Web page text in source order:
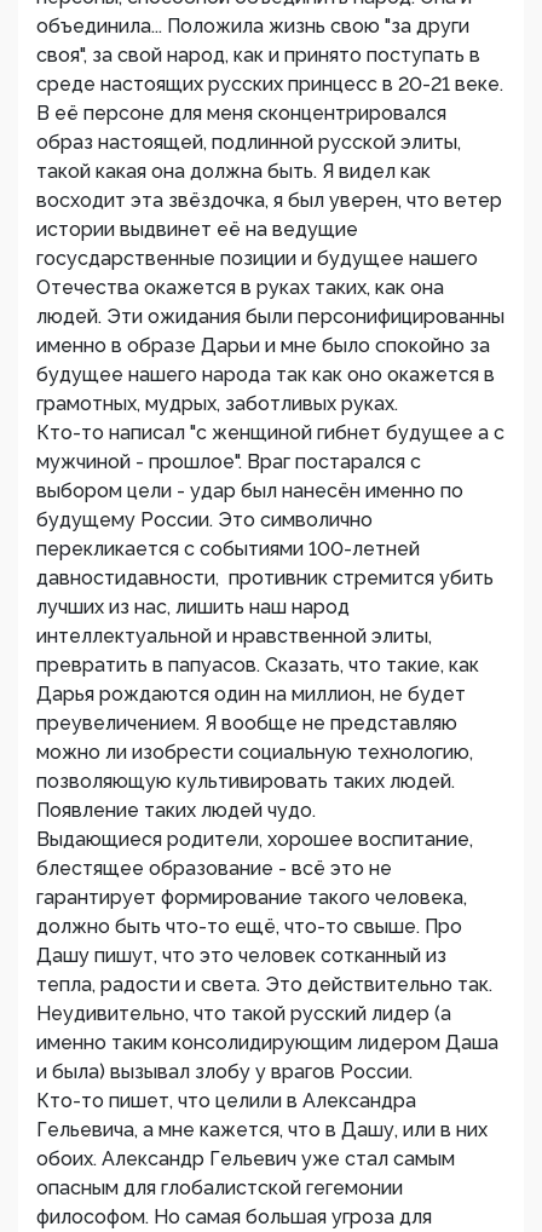
объединила... Положила жизнь свою "за други
своя", за свой народ, как и принято поступать в
среде настоящих русских принцесс в 20-21 веке.
В еë персоне для меня сконцентрировался
образ настоящей, подлинной русской элиты,
такой какая она должна быть. Я видел как
восходит эта звëздочка, я был уверен, что ветер
истории выдвинет еë на ведущие
госусдарственные позиции и будущее нашего
Отечества окажется в руках таких, как она
людей. Эти ожидания были персонифицированны
именно в образе Дарьи и мне было спокойно за
будущее нашего народа так как оно окажется в
грамотных, мудрых, заботливых руках.
Кто-то написал "с женщиной гибнет будущее а с
мужчиной - прошлое". Враг постарался с
выбором цели - удар был нанесëн именно по
будущему России. Это символично
перекликается с событиями 100-летней
давностидавности, противник стремится убить
лучших из нас, лишить наш народ
интеллектуальной и нравственной элиты,
превратить в папуасов. Сказать, что такие, как
Дарья рождаются один на миллион, не будет
преувеличением. Я вообще не представляю
можно ли изобрести социальную технологию,
позволяющую культивировать таких людей.
Появление таких людей чудо.
Выдающиеся родители, хорошее воспитание,
блестящее образование - всë это не
гарантирует формирование такого человека,
должно быть что-то ещë, что-то свыше. Про
Дашу пишут, что это человек сотканный из
тепла, радости и света. Это действительно так.
Неудивительно, что такой русский лидер (а
именно таким консолидирующим лидером Даша
и была) вызывал злобу у врагов России.
Кто-то пишет, что целили в Александра
Гельевича, а мне кажется, что в Дашу, или в них
обоих. Александр Гельевич уже стал самым
опасным для глобалистской гегемонии
философом. Но самая большая угроза для